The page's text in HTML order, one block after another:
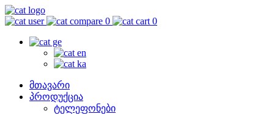
0 0
მთავარი
პროდუქცია
ტელეფონები